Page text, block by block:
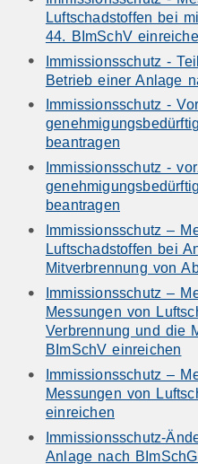
Luftschadstoffen bei
44. BImSchV
Immissionsschutz -
Betrieb einer Anlage
Immissionsschutz -
beantragen
Immissionsschutz -
beantragen
Immissionsschutz –
Luftschadstoffen bei
Mitverbrennung von
Immissionsschutz –
Messungen von
Verbrennung und die
BImSchV einreichen
Immissionsschutz –
Messungen von
einreichen
Immissionsschutz-
Anlage nach